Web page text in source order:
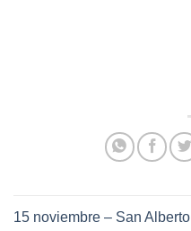
15 noviembre – San Alberto